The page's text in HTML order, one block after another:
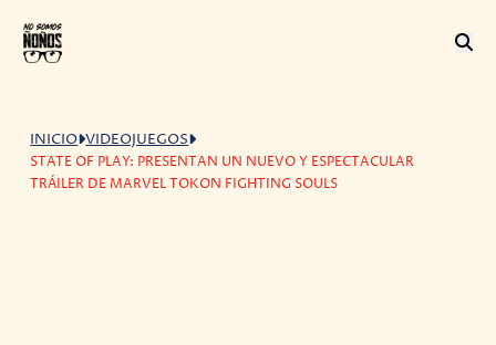
INICIO VIDEOJUEGOS
STATE OF PLAY: PRESENTAN UN NUEVO Y ESPECTACULAR
TRÁILER DE MARVEL TOKON FIGHTING SOULS